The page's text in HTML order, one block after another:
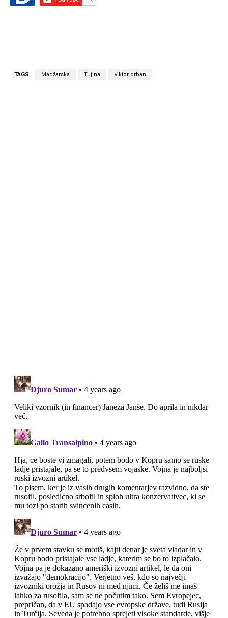
TAGS Madžarska Tujina viktor orban